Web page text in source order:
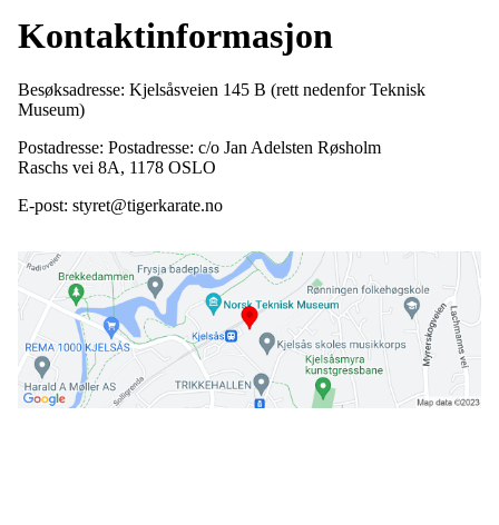
Kontaktinformasjon
Besøksadresse: Kjelsåsveien 145 B (rett nedenfor Teknisk
Museum)
Postadresse: Postadresse: c/o Jan Adelsten Røsholm
Raschs vei 8A, 1178 OSLO
E-post: styret@tigerkarate.no